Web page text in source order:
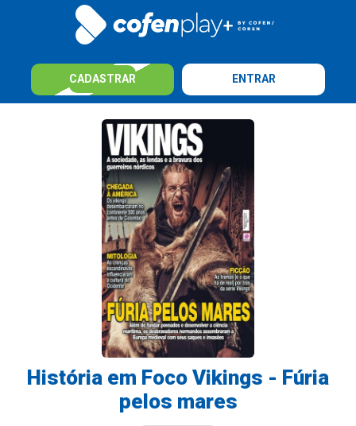
CADASTRAR ENTRAR
História em Foco Vikings - Fúria
pelos mares